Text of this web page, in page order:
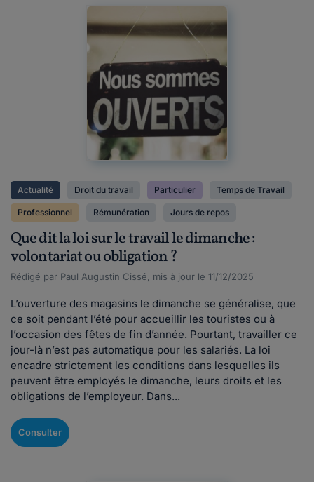
Actualité Droit du travail Particulier Temps de Travail
Professionnel Rémunération Jours de repos
Que dit la loi sur le travail le dimanche :
volontariat ou obligation ?
Rédigé par Paul Augustin Cissé, mis à jour le 11/12/2025
L’ouverture des magasins le dimanche se généralise, que
ce soit pendant l’été pour accueillir les touristes ou à
l’occasion des fêtes de fin d’année. Pourtant, travailler ce
jour-là n’est pas automatique pour les salariés. La loi
encadre strictement les conditions dans lesquelles ils
peuvent être employés le dimanche, leurs droits et les
obligations de l’employeur. Dans...
Consulter